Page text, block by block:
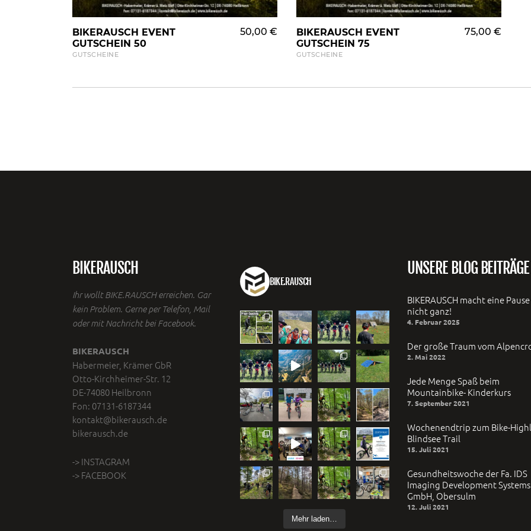
WARENKORB HINZUFÜGEN
BIKERAUSCH EVENT
GUTSCHEIN 50
50,00 €
GUTSCHEINE
WARENKORB HINZUFÜGEN
BIKERAUSCH EVENT
GUTSCHEIN 75
75,00 €
GUTSCHEINE
BIKERAUSCH
Ihr wollt BIKE.RAUSCH erreichen. Gar
kein Problem. Gerne per Telefon, Mail
oder mit Nachricht bei Facebook.
BIKERAUSCH
Habermeier, Krämer GbR
Otto-Kirchheimer-Str. 12
DE-74080 Heilbronn
Fon: 07131-6187344
kontakt@bikerausch.de
bikerausch.de
-> INSTAGRAM
-> FACEBOOK
BIKE.RAUSCH
Mehr laden…
UNSERE BLOG BEITRÄGE
BIKERAUSCH macht eine
nicht ganz!
4. Februar 2025
Der große Traum vom
2. Mai 2022
Jede Menge Spaß beim
Mountainbike- Kinderkurs
7. September 2021
Wochenendtrip zum Bike-
Blindsee Trail
15. Juli 2021
Gesundheitswoche der Fa. IDS
Imaging Development Systems
GmbH, Obersulm
12. Juli 2021